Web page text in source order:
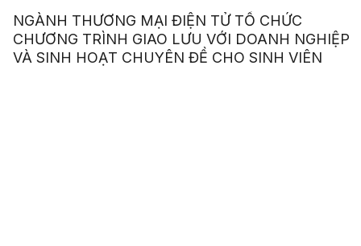
NGÀNH THƯƠNG MẠI ĐIỆN TỬ TỔ CHỨC
CHƯƠNG TRÌNH GIAO LƯU VỚI DOANH NGHIỆP
VÀ SINH HOẠT CHUYÊN ĐỀ CHO SINH VIÊN